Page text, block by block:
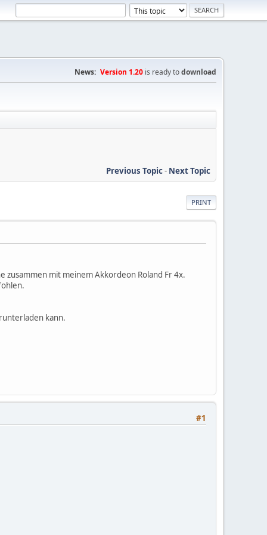
News: Version 1.20 is ready todownload
Previous Topic- Next Topic
PRINT
mit meinem Akkordeon Roland Fr 4x.
kann.
#1